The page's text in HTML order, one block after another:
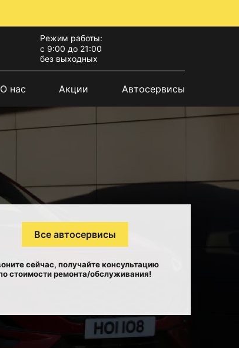
Режим работы:
с 9:00 до 21:00
без выходных
О нас Акции Автосервисы
Все автосервисы
сейчас, получайте консультацию
стоимости ремонта/обслуживания!